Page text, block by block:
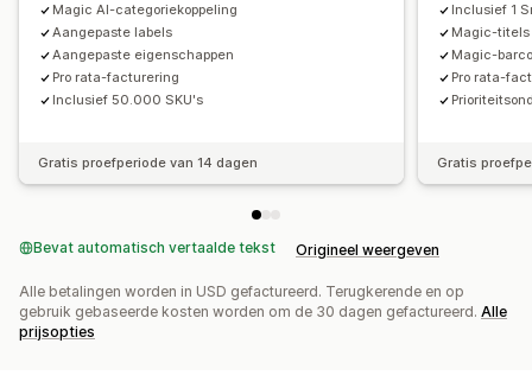
Magic AI-categoriekoppeling
Aangepaste labels
Aangepaste eigenschappen
Pro rata-facturering
Inclusief 50.000 SKU's
Gratis proefperiode van 14 dagen
Inclusief 1
Magic-
Magic-
Pro rata-
Gratis
Bevat automatisch vertaalde tekst Origineel weergeven
Alle betalingen worden in USD gefactureerd. Terugkerende en op
gebruik gebaseerde kosten worden om de 30 dagen gefactureerd. Alle
prijsopties